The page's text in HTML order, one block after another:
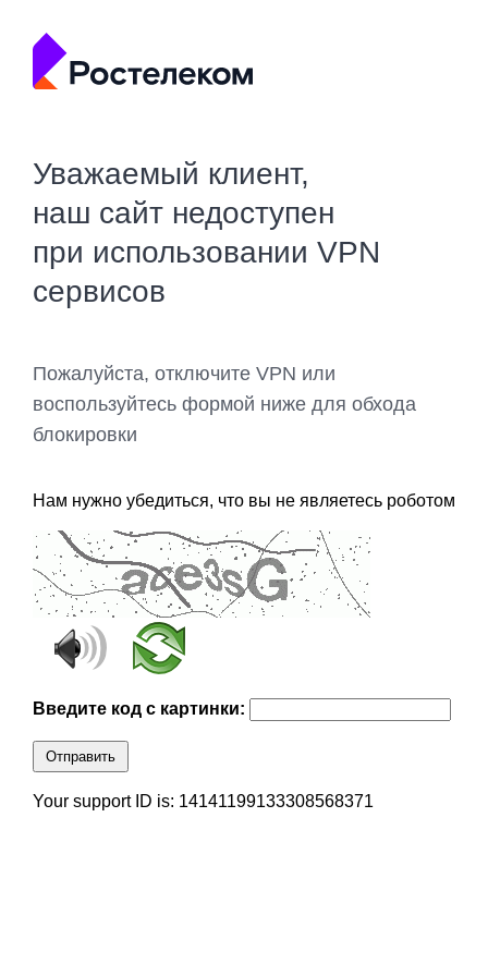
Уважаемый клиент,
наш сайт недоступен
при использовании VPN
сервисов
Пожалуйста, отключите VPN или
воспользуйтесь формой ниже для обхода
блокировки
Нам нужно убедиться, что вы не являетесь роботом
Введите код с картинки:
Отправить
Your support ID is: 14141199133308568371